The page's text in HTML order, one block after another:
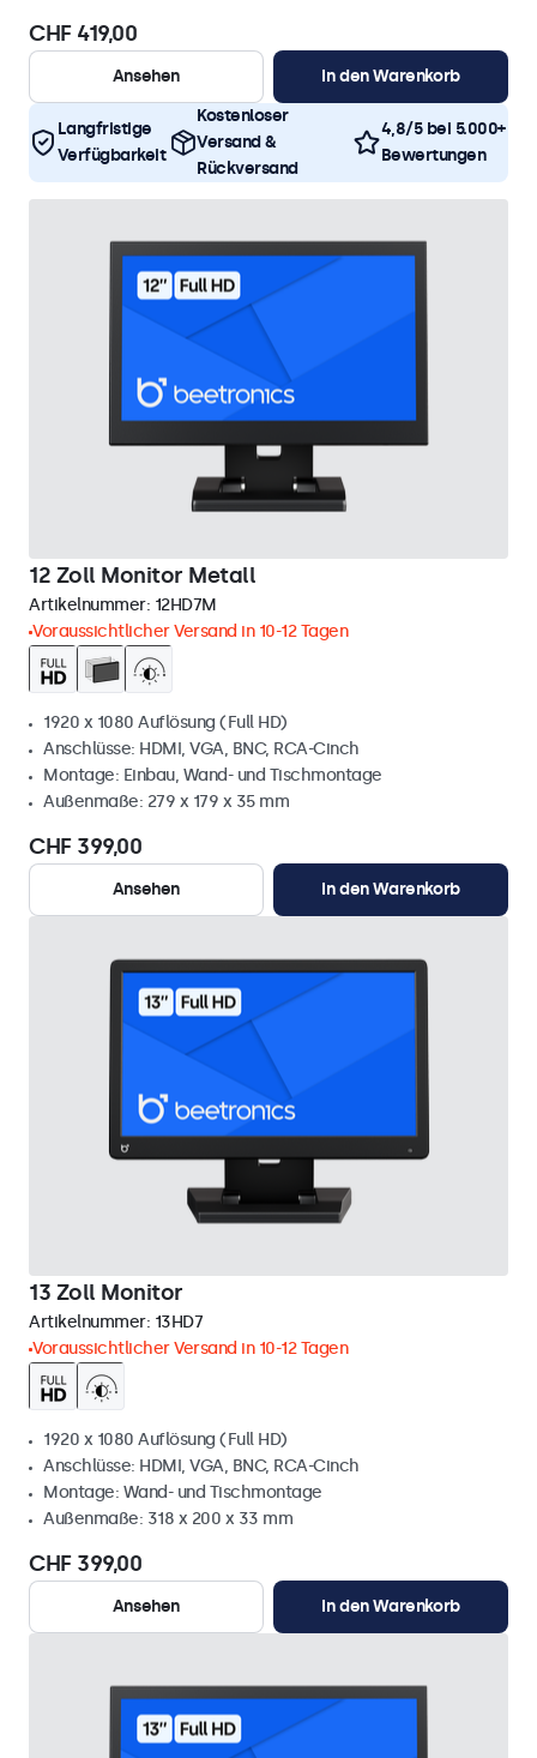
CHF 419,00
Ansehen In den Warenkorb
Langfristige
Verfügbarkeit
Kostenloser
Versand &
Rückversand
4,8/5 bei 5.000+
Bewertungen
12 Zoll Monitor Metall
Artikelnummer: 12HD7M
Voraussichtlicher Versand in 10-12 Tagen
1920 x 1080 Auflösung (Full HD)
Anschlüsse: HDMI, VGA, BNC, RCA-Cinch
Montage: Einbau, Wand- und Tischmontage
Außenmaße: 279 x 179 x 35 mm
CHF 399,00
Ansehen In den Warenkorb
13 Zoll Monitor
Artikelnummer: 13HD7
Voraussichtlicher Versand in 10-12 Tagen
1920 x 1080 Auflösung (Full HD)
Anschlüsse: HDMI, VGA, BNC, RCA-Cinch
Montage: Wand- und Tischmontage
Außenmaße: 318 x 200 x 33 mm
CHF 399,00
Ansehen In den Warenkorb